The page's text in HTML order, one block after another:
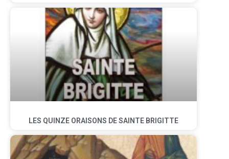
LES QUINZE ORAISONS DE SAINTE BRIGITTE